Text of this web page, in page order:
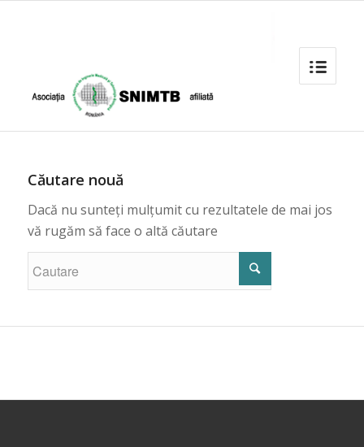
Căutare nouă
Dacă nu sunteți mulțumit cu rezultatele de mai jos
vă rugăm să face o altă căutare